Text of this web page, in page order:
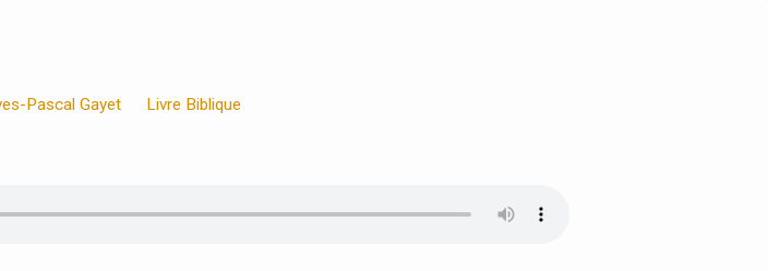
Pascal Gayet Livre Biblique